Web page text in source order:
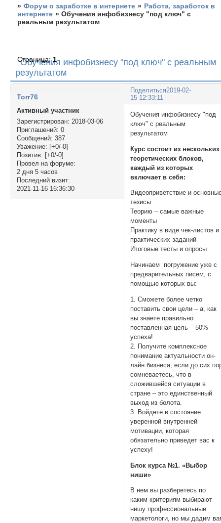
» Форум о заработке в интернете » Работа, заработок в
интернете »Обучения инфобизнесу "под ключ" с
реальным результатом
Обучения инфобизнесу "под ключ" с реальным
результатом
Страница:1
Поделиться2019-02-
15 12:33:11
Torr76
Активный участник
Зарегистрирован: 2018-03-06
Приглашений: 0
Сообщений: 387
Уважение: [+0/-0]
Позитив: [+0/-0]
Провел на форуме:
2 дня 5 часов
Последний визит:
2021-11-16 16:36:30
Обучения инфобизнесу "под
ключ" с реальным
результатом
Курс состоит из нескольких
теоретических блоков,
каждый из которых
включает в себя:
Видеоприветствие и
тезисы
Теорию – самые важные
моменты
Практику в виде чек-листов и
практических заданий
Итоговые тесты и опросы
Начинаем погружение уже с
предварительных писем, с
помощью которых вы:
1. Сможете более четко
поставить свои цели – а, как
вы знаете правильно
поставленная цель – 50%
успеха!
2. Получите комплексное
понимание актуальности он-
лайн бизнеса, если до сих
сомневаетесь, что в
сложившейся ситуации в
стране – это единственный
выход из болота.
3. Войдете в состояние
уверенной внутренней
мотивации, которая
обязательно приведет вас к
успеху!
Блок курса №1. «Выбор
ниши»
В нем вы разберетесь по
каким критериям выбирают
нишу профессиональные
маркетологи, но мы дадим